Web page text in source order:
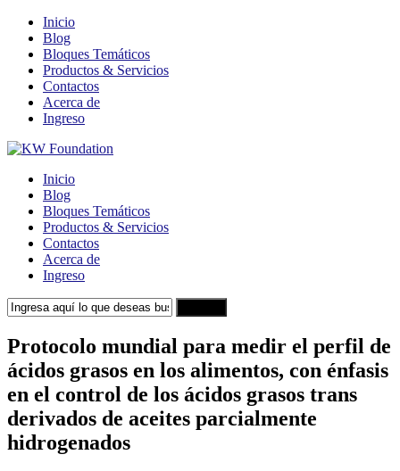
Inicio
Blog
Bloques Temáticos
Productos & Servicios
Contactos
Acerca de
Ingreso
Inicio
Blog
Bloques Temáticos
Productos & Servicios
Contactos
Acerca de
Ingreso
Protocolo mundial para medir el perfil de
ácidos grasos en los alimentos, con énfasis
en el control de los ácidos grasos trans
derivados de aceites parcialmente
hidrogenados